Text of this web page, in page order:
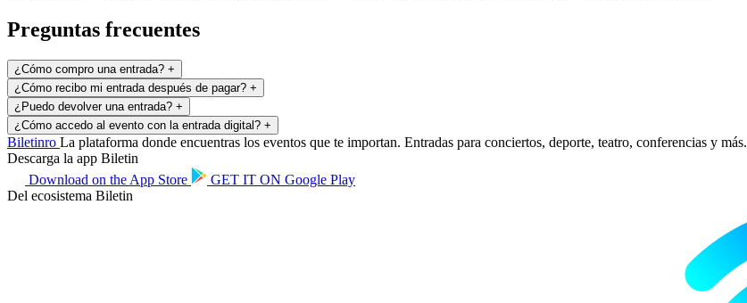
Preguntas frecuentes
¿Cómo compro una entrada? +
¿Cómo recibo mi entrada después de pagar? +
¿Puedo devolver una entrada? +
¿Cómo accedo al evento con la entrada digital? +
Biletinro La plataforma donde encuentras los eventos que te importan. Entradas para conciertos, deporte, teatro, conferencias y más.
Descarga la app Biletin
Download on the App Store GET IT ON Google Play
Del ecosistema Biletin